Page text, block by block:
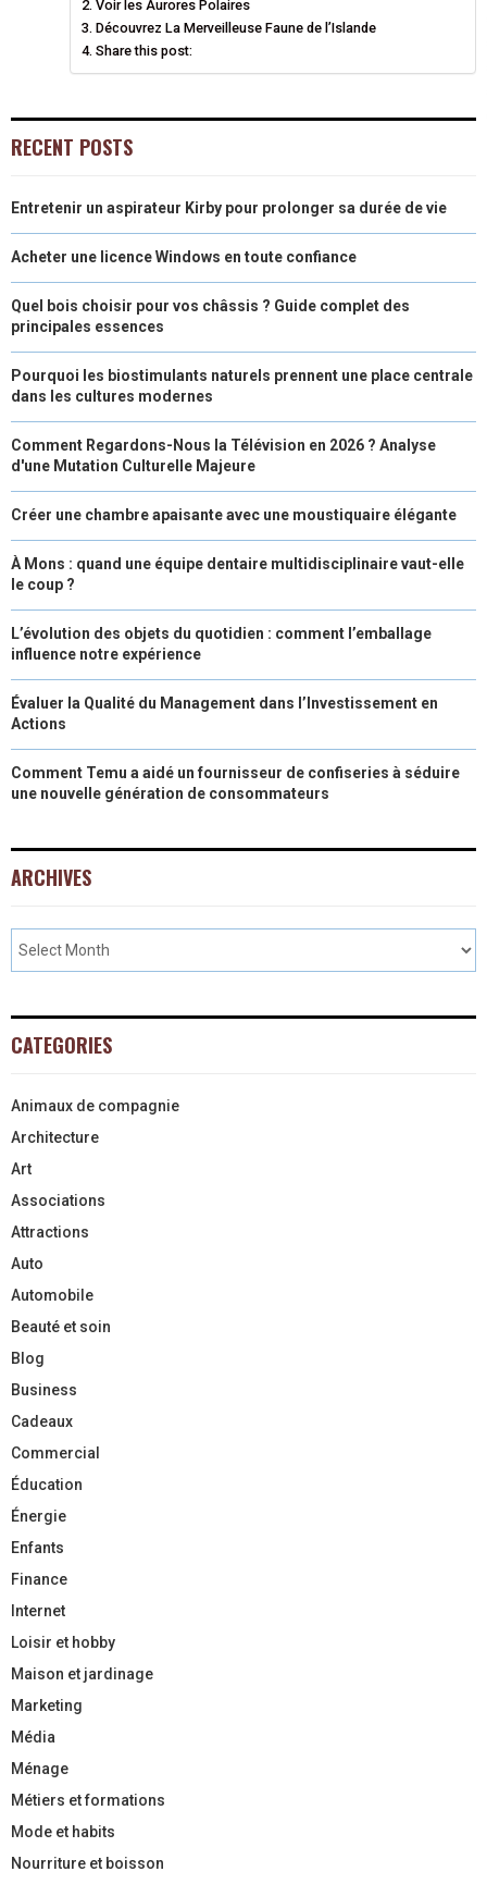
NT
)
N
O N
E N
I
Voir les Aurores Polaires
Découvrez La Merveilleuse Faune de l’Islande
Share this post:
RECENT POSTS
Entretenir un aspirateur Kirby pour prolonger sa durée de vie
Acheter une licence Windows en toute confiance
Quel bois choisir pour vos châssis ? Guide complet des
principales essences
Pourquoi les biostimulants naturels prennent une place centrale
dans les cultures modernes
Comment Regardons-Nous la Télévision en 2026 ? Analyse
d'une Mutation Culturelle Majeure
Créer une chambre apaisante avec une moustiquaire élégante
À Mons : quand une équipe dentaire multidisciplinaire vaut-elle
le coup ?
L’évolution des objets du quotidien : comment l’emballage
influence notre expérience
Évaluer la Qualité du Management dans l’Investissement en
Actions
Comment Temu a aidé un fournisseur de confiseries à séduire
une nouvelle génération de consommateurs
ARCHIVES
CATEGORIES
Animaux de compagnie
Architecture
Art
Associations
Attractions
Auto
Automobile
Beauté et soin
Blog
Business
Cadeaux
Commercial
Éducation
Énergie
Enfants
Finance
Internet
Loisir et hobby
Maison et jardinage
Marketing
Média
Ménage
Métiers et formations
Mode et habits
Nourriture et boisson